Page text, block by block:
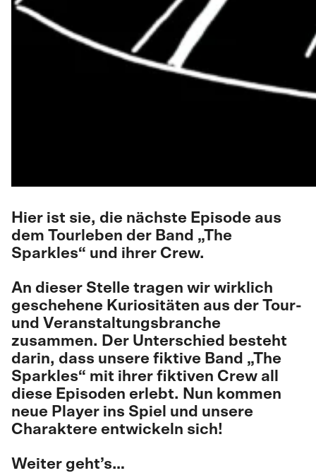
Hier ist sie, die nächste Episode aus
dem Tourleben der Band „The
Sparkles“ und ihrer Crew.
An dieser Stelle tragen wir wirklich
geschehene Kuriositäten aus der Tour-
und Veranstaltungsbranche
zusammen. Der Unterschied besteht
darin, dass unsere fiktive Band „The
Sparkles“ mit ihrer fiktiven Crew all
diese Episoden erlebt. Nun kommen
neue Player ins Spiel und unsere
Charaktere entwickeln sich!
Weiter geht’s…